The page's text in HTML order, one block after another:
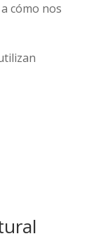
cómo nos